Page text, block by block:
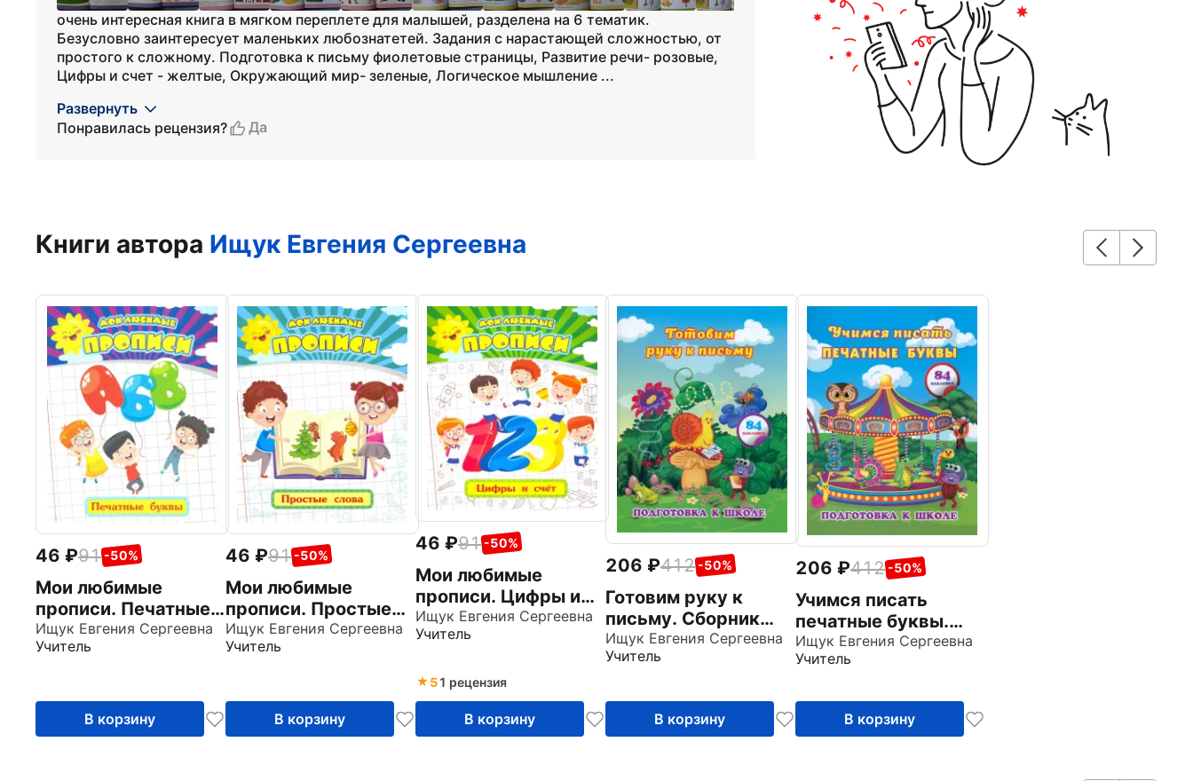
очень интересная книга в мягком переплете для малышей, разделена на 6 тематик.
Безусловно заинтересует маленьких любознатетей. Задания с нарастающей сложностью, от
простого к сложному. Подготовка к письму фиолетовые страницы, Развитие речи- розовые,
Цифры и счет - желтые, Окружающий мир- зеленые, Логическое мышление ...
Развернуть
Понравилась рецензия?
Да
Книги автора Ищук Евгения Сергеевна
46 91 -50%
Мои любимые
прописи. Печатные
буквы. Рабочая
тетрадь
Ищук Евгения Сергеевна
Учитель
В корзину
46 91 -50%
Мои любимые
прописи. Простые
слова. Рабочая
тетрадь
Ищук Евгения Сергеевна
Учитель
В корзину
46 91 -50%
Мои любимые
прописи. Цифры и
счет. Рабочая
тетрадь
ДО
Ищук Евгения Сергеевна
Учитель
51 рецензия
В корзину
206 412 -50%
Готовим руку к
письму. Сборник
развивающих
заданий для
наклейками. ФГОС
Ищук Евгения Сергеевна
Учитель
В корзину
206 412 -50%
Учимся писать
печатные буквы.
Сборник
развивающих
дошкольников с
наклейками
Ищук Евгения Сергеевна
Учитель
В корзину